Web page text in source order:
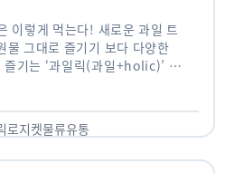
이렇게 먹는다! 새로운 과일 트
물 그대로 즐기기 보다 다양한
즐기는 ‘과일릭(과일+holic)’ 트
로지켓물류유통